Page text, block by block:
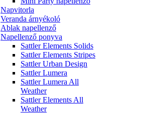
Napvitorla
Veranda árnyékoló
Ablak napellenző
Napellenző ponyva
Sattler Elements Solids
Sattler Elements Stripes
Sattler Urban Design
Sattler Lumera
Sattler Lumera All
Weather
Sattler Elements All
Weather